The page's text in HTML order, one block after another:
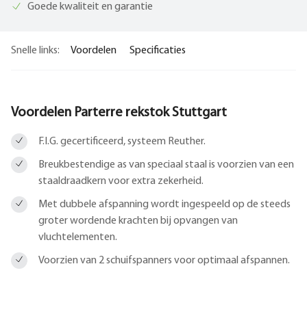
Goede kwaliteit en garantie
Snelle links: Voordelen Specificaties
Voordelen Parterre rekstok Stuttgart
F.I.G. gecertificeerd, systeem Reuther.
Breukbestendige as van speciaal staal is voorzien van een
staaldraadkern voor extra zekerheid.
Met dubbele afspanning wordt ingespeeld op de steeds
groter wordende krachten bij opvangen van
vluchtelementen.
Voorzien van 2 schuifspanners voor optimaal afspannen.